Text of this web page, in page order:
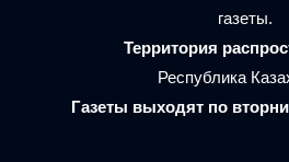
газеты.
Территория
Республика
Газеты выходят по